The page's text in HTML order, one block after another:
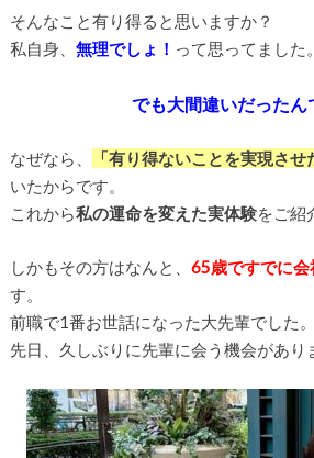
そんなこと有り得ると思いますか？
私自身、 無理でしょ！ って思ってました。
でも大間違いだったん
なぜなら、 「有り得ないことを実現させ
いたからです。
これから私の運命を変えた実体験をご紹
しかもその方はなんと、 65歳ですでに会
す。
前職で1番お世話になった大先輩でした。
先日、久しぶりに先輩に会う機会があり